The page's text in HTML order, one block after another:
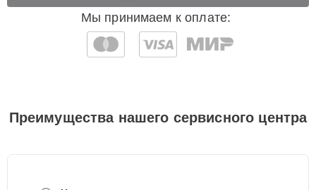
Мы принимаем к оплате:
Преимущества нашего сервисного центра